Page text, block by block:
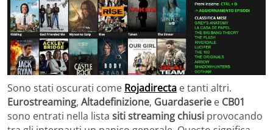
Sono stati oscurati come Rojadirecta e tanti altri.
Eurostreaming, Altadefinizione, Guardaserie e CB01
sono entrati nella lista siti streaming chiusi provocando